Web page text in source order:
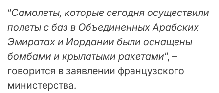
“Самолеты, которые сегодня осуществили
полеты с баз в Объединенных Арабских
Эмиратах и Иордании были оснащены
бомбами и крылатыми ракетами“, –
говорится в заявлении французского
министерства.